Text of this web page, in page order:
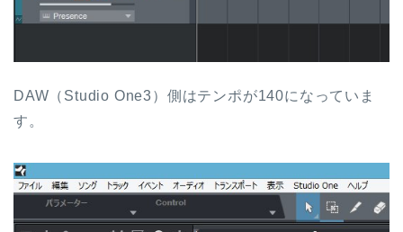
DAW（Studio One3）側はテンポが140になっていま
す。